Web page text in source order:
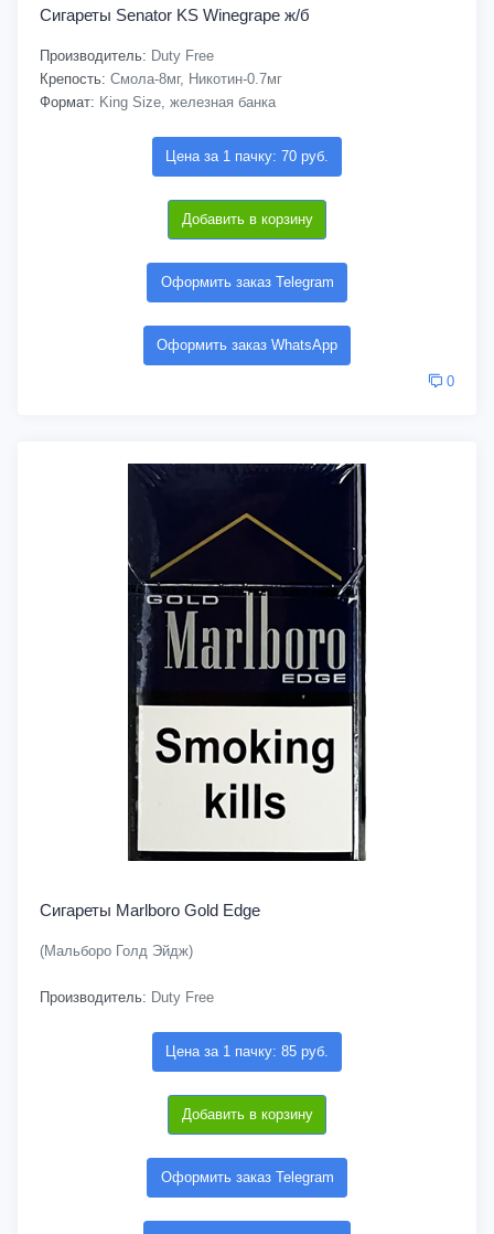
Сигареты Senator KS Winegrape ж/б
Производитель: Duty Free
Крепость: Смола-8мг, Никотин-0.7мг
Формат: King Size, железная банка
Цена за 1 пачку: 70 руб.
Добавить в корзину
Оформить заказ Telegram
Оформить заказ WhatsApp
0
Сигареты Marlboro Gold Edge
(Мальборо Голд Эйдж)
Производитель: Duty Free
Цена за 1 пачку: 85 руб.
Добавить в корзину
Оформить заказ Telegram